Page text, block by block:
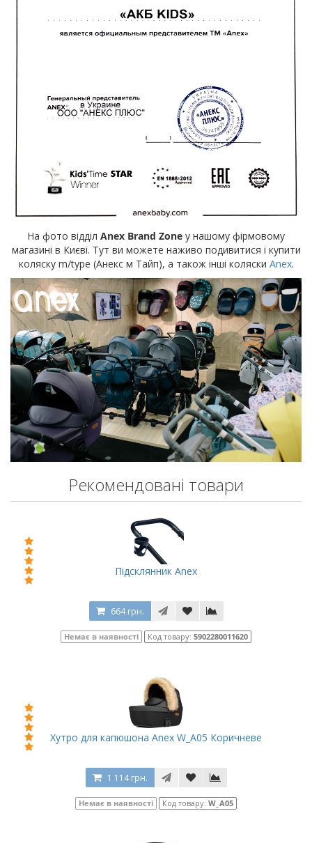
На фото відділ Anex Brand Zone у нашому фірмовому
магазині в Києві. Тут ви можете наживо подивитися і купити
коляску m/type (Анекс м Тайп), а також інші коляски Anex.
Рекомендовані товари
Підсклянник Anex
664 грн.
Немає в наявності Код товару: 5902280011620
Хутро для капюшона Anex W_A05 Коричневе
1 114 грн.
Немає в наявності Код товару: W_A05